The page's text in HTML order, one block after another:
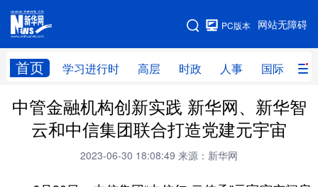
网站无障碍
PC版本
首页 学习进行时 高层 时政 人事 国际 财
网站地图
学习进行时 高层 时政 人事
国际 财经 网评 港澳
中管金融机构创新实践 新华网、新华智
云和中信集团联合打造党建元宇宙
2023-06-30 18:08:49 来源：新华网